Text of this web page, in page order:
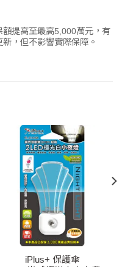
提高至最高5,000萬元，有
，但不影響實際保障。
iPlus+ 保護傘